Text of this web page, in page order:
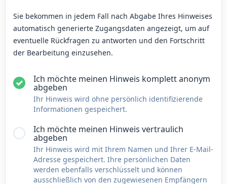
Sie bekommen in jedem Fall nach Abgabe Ihres Hinweises
automatisch generierte Zugangsdaten angezeigt, um auf
eventuelle Rückfragen zu antworten und den Fortschritt
der Bearbeitung einzusehen.
Ich möchte meinen Hinweis komplett anonym
abgeben
Ihr Hinweis wird ohne persönlich identifizierende
Informationen gespeichert.
Ich möchte meinen Hinweis vertraulich
abgeben
Ihr Hinweis wird mit Ihrem Namen und Ihrer E-Mail-
Adresse gespeichert. Ihre persönlichen Daten
werden ebenfalls verschlüsselt und können
ausschließlich von den zugewiesenen Empfängern